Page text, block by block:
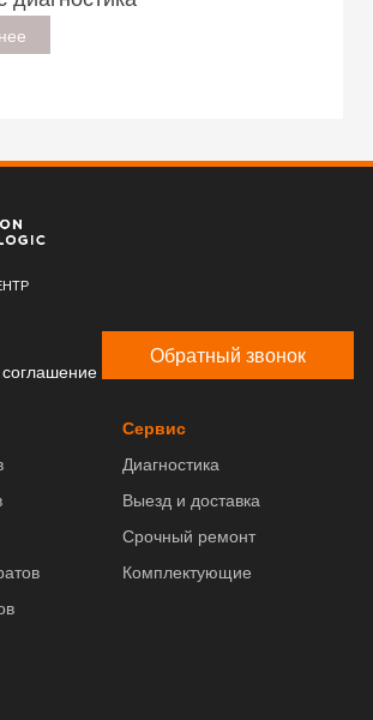
Обратный звонок
Сервис
Диагностика
Выезд и доставка
Срочный ремонт
Комплектующие